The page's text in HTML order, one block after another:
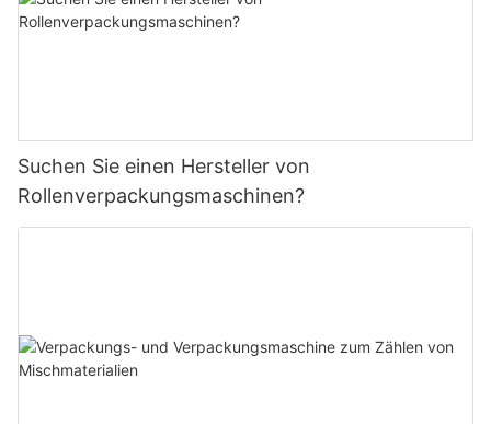
Suchen Sie einen Hersteller von
Rollenverpackungsmaschinen?